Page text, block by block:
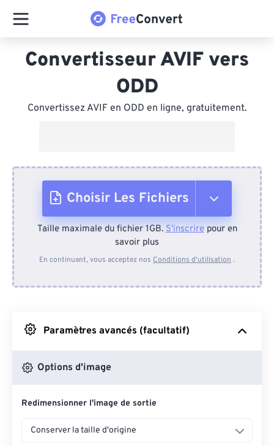
Convertisseur AVIF vers
ODD
Convertissez AVIF en ODD en ligne, gratuitement.
Choisir Les Fichiers
Depuis l'appareil
Depuis Google Drive
Depuis OneDrive
Depuis l'URL
Taille maximale du fichier 1GB.S'inscrirepour en
savoir plus
En continuant, vous acceptez nos Conditions d'utilisation .
Paramètres avancés (facultatif)
Options d'image
Redimensionner l'image de sortie
Conserver la taille d'origine